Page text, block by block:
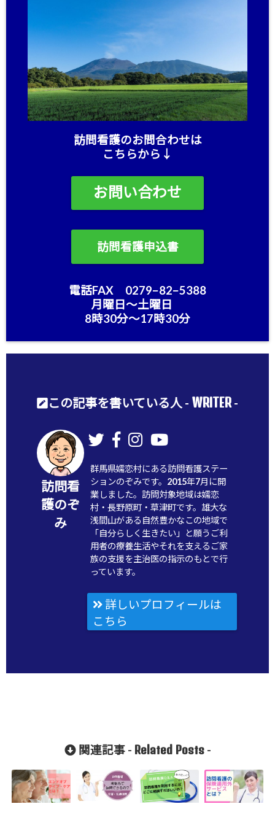
訪問看護のお問合わせは
こちらから↓
お問い合わせ
訪問看護申込書
電話FAX 0279−82−5388
月曜日〜土曜日
8時30分〜17時30分
この記事を書いている人 - WRITER-
訪問看
護のぞ
み
群馬県嬬恋村にある訪問看護ステー
ションのぞみです。2015年7月に開
業しました。訪問対象地域は嬬恋
村・長野原町・草津町です。雄大な
浅間山がある自然豊かなこの地域で
「自分らしく生きたい」と願うご利
用者の療養生活やそれを支えるご家
族の支援を主治医の指示のもとで行
っています。
詳しいプロフィールは
こちら
関連記事 - Related Posts-